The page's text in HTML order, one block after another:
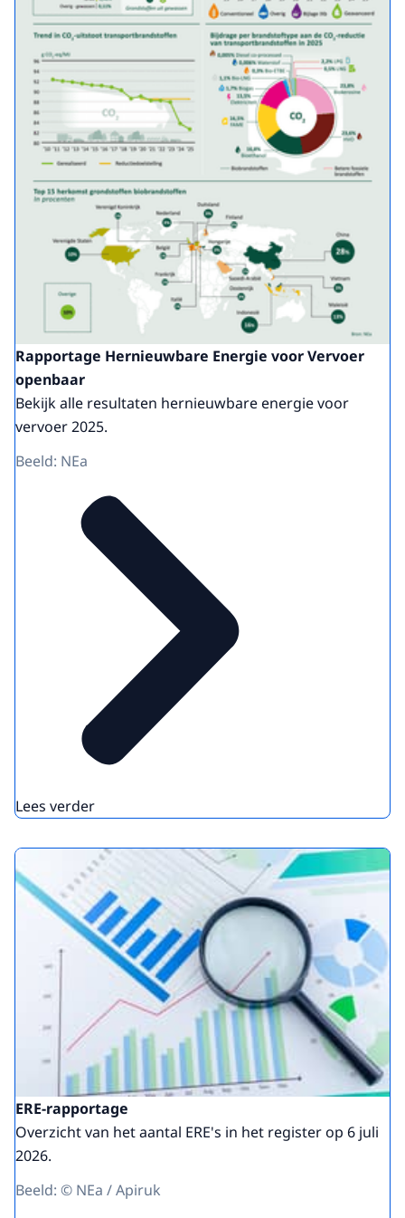
Rapportage Hernieuwbare Energie voor Vervoer
openbaar
Bekijk alle resultaten hernieuwbare energie voor
vervoer 2025.
Beeld: NEa
Lees verder
ERE-rapportage
Overzicht van het aantal ERE's in het register op 6 juli
2026.
Beeld: © NEa / Apiruk